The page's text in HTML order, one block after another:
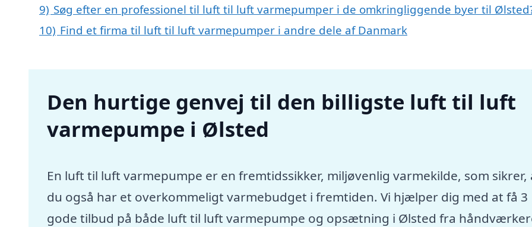
9) Søg efter en professionel til luft til luft varmepumper i de omkringliggende byer til
10) Find et firma til luft til luft varmepumper i andre dele af Danmark
Den hurtige genvej til den billigste luft til luft
varmepumpe i Ølsted
En luft til luft varmepumpe er en fremtidssikker, miljøvenlig varmekilde, som sikrer,
du også har et overkommeligt varmebudget i fremtiden. Vi hjælper dig med at få 3
gode tilbud på både luft til luft varmepumpe og opsætning i Ølsted fra